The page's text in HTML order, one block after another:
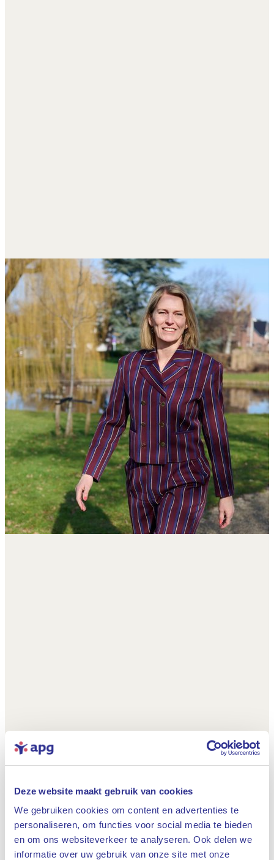
Deze website maakt gebruik van cookies
We gebruiken cookies om content en advertenties te
personaliseren, om functies voor social media te bieden
en om ons websiteverkeer te analyseren. Ook delen we
informatie over uw gebruik van onze site met onze